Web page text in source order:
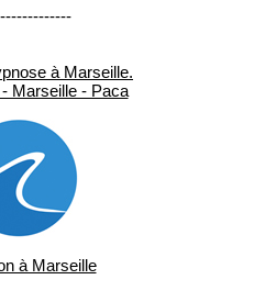
à Marseille.
Marseille - Paca
à Marseille